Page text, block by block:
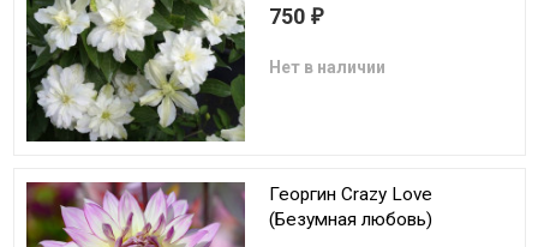
750 ₽
Нет в наличии
Георгин Crazy Love
(Безумная любовь)